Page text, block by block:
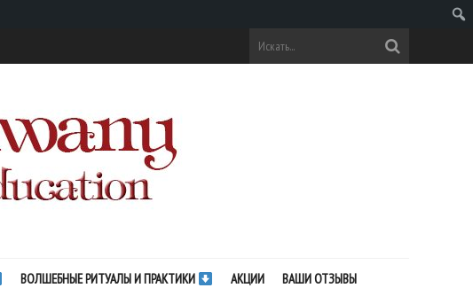
ВОЛШЕБНЫЕ РИТУАЛЫ И ПРАКТИКИ АКЦИИ ВАШИ ОТЗЫВЫ